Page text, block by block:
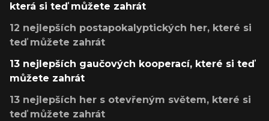
která si teď můžete zahrát
12 nejlepších postapokalyptických her, které si
teď můžete zahrát
13 nejlepších gaučových kooperací, které si teď
můžete zahrát
13 nejlepších her s otevřeným světem, které si
teď můžete zahrát